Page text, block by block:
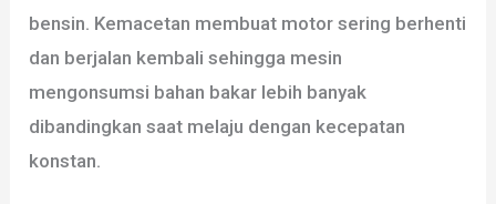
bensin. Kemacetan membuat motor sering berhenti
dan berjalan kembali sehingga mesin
mengonsumsi bahan bakar lebih banyak
dibandingkan saat melaju dengan kecepatan
konstan.